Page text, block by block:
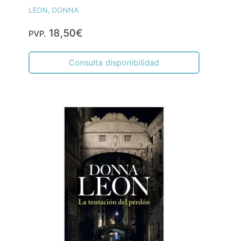
LEON, DONNA
PVP. 18,50€
Consulta disponibilidad